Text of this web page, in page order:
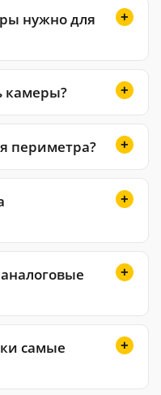
нужно для
камеры?
периметра?
самые